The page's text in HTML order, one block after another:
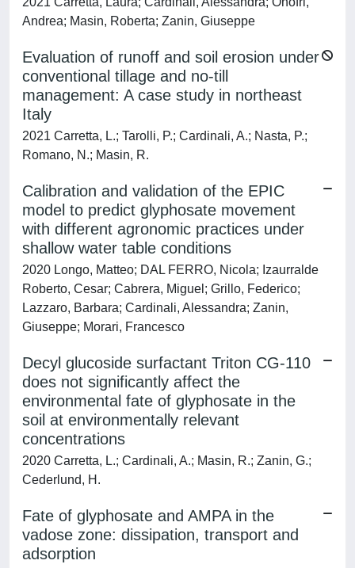
Andrea; Masin, Roberta; Zanin, Giuseppe
Evaluation of runoff and soil erosion under
conventional tillage and no-till
management: A case study in northeast
Italy
2021 Carretta, L.; Tarolli, P.; Cardinali, A.; Nasta, P.;
Romano, N.; Masin, R.
Calibration and validation of the EPIC
model to predict glyphosate movement
with different agronomic practices under
shallow water table conditions
2020 Longo, Matteo; DAL FERRO, Nicola; Izaurralde
Roberto, Cesar; Cabrera, Miguel; Grillo, Federico;
Lazzaro, Barbara; Cardinali, Alessandra; Zanin,
Giuseppe; Morari, Francesco
Decyl glucoside surfactant Triton CG-110
does not significantly affect the
environmental fate of glyphosate in the
soil at environmentally relevant
concentrations
2020 Carretta, L.; Cardinali, A.; Masin, R.; Zanin, G.;
Cederlund, H.
Fate of glyphosate and AMPA in the
vadose zone: dissipation, transport and
adsorption